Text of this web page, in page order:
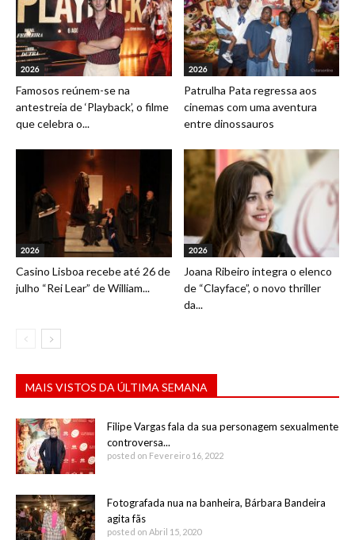
2026
Famosos reúnem-se na
antestreia de ‘Playback’, o filme
que celebra o...
2026
Patrulha Pata regressa aos
cinemas com uma aventura
entre dinossauros
2026
Casino Lisboa recebe até 26 de
julho “Rei Lear” de William...
2026
Joana Ribeiro integra o elenco
de “Clayface”, o novo thriller
da...
MAIS VISTOS DA ÚLTIMA SEMANA
Filipe Vargas fala da sua personagem sexualmente
controversa...
posted on Fevereiro 16, 2022
Fotografada nua na banheira, Bárbara Bandeira
agita fãs
posted on Abril 15, 2020